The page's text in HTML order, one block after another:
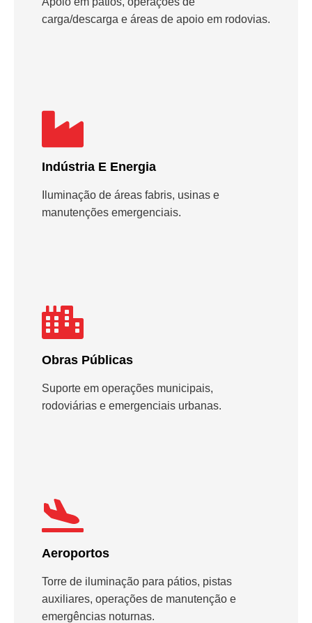
carga/descarga e áreas de apoio em rodovias.
Indústria E Energia
Iluminação de áreas fabris, usinas e
manutenções emergenciais.
Obras Públicas
Suporte em operações municipais,
rodoviárias e emergenciais urbanas.
Aeroportos
Torre de iluminação para pátios, pistas
auxiliares, operações de manutenção e
emergências noturnas.